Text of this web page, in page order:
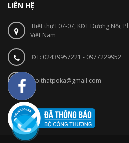
LIÊN HỆ
Biệt thự L07-07, KĐT Dương Nội,
Việt Nam
ĐT: 02439957221 - 0977229952
noithatpoka@gmail.com